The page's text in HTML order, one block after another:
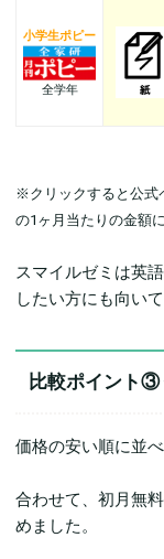
小学生ポピー
全学年
※クリックすると公式
の1ヶ月当たりの金額
スマイルゼミは英
したい方にも向いて
比較ポイント③
価格の安い順に並
合わせて、初月無
めました。